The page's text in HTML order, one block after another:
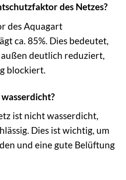
des Netzes?
des Aquagart
ca. 85%. Dies bedeutet,
außen deutlich reduziert,
blockiert.
ist nicht wasserdicht,
Dies ist wichtig, um
und eine gute Belüftung